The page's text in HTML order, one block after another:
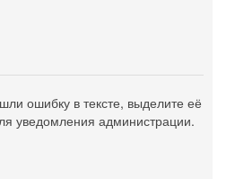
ошибку в тексте, выделите её
уведомления администрации.